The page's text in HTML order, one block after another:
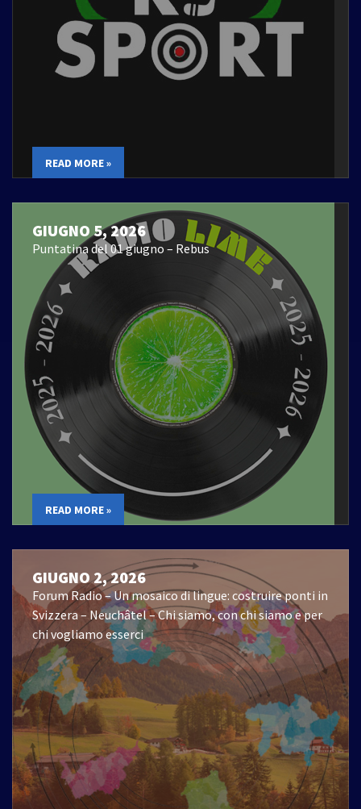
READ MORE »
GIUGNO 5, 2026
Puntatina del 01 giugno – Rebus
READ MORE »
GIUGNO 2, 2026
Forum Radio – Un mosaico di lingue: costruire ponti in
Svizzera – Neuchâtel – Chi siamo, con chi siamo e per
chi vogliamo esserci